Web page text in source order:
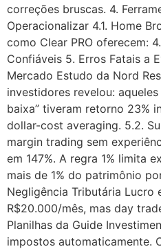
correções bruscas. 4.
Operacionalizar 4.1. Home
como Clear PRO oferecem:
Confiáveis 5. Erros Fatais a
Mercado Estudo da Nord
investidores revelou:
baixa” tiveram retorno 23%
dollar-cost averaging. 5.2.
margin trading sem
em 147%. A regra 1% limita
mais de 1% do patrimônio
Negligência Tributária Lucro
R$20.000/mês, mas day
Planilhas da Guide
impostos automaticamente.